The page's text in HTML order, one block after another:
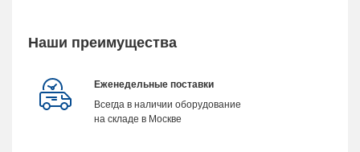
Наши преимущества
Еженедельные поставки
Всегда в наличии оборудование
на складе в Москве